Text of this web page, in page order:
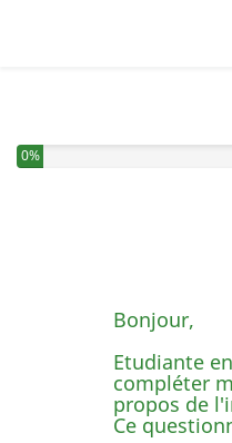
Vous avez complété 0% de
0%
Bonjour,
Etudiante
compléter
propos de
Ce